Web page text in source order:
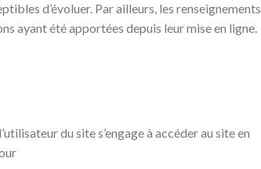
d’évoluer. Par ailleurs, les renseignements
ayant été apportées depuis leur mise en ligne.
du site s’engage à accéder au site en